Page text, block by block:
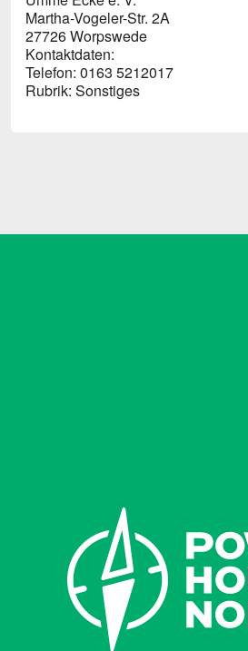
Martha-Vogeler-Str. 2A
27726 Worpswede
Kontaktdaten:
Telefon: 0163 5212017
Rubrik: Sons­ti­ge­s